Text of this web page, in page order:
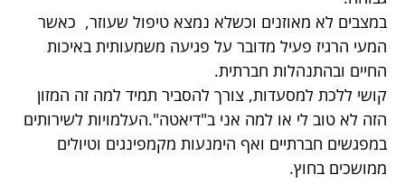
במצבים לא מאוזנים וכשלא נמצא טיפול שעוזר, כאשר
המעי הרגיז פעיל מדובר על פגיעה משמעותית באיכות
החיים ובהתנהלות חברתית.
קושי ללכת למסעדות, צורך להסביר תמיד למה זה המזון
הזה לא טוב לי או למה אני ב"דיאטה".העלמויות לשירותים
במפגשים חברתיים ואף הימנעות מקמפינגים וטיולים
ממושכים בחוץ.